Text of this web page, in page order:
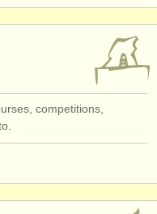
competitions,